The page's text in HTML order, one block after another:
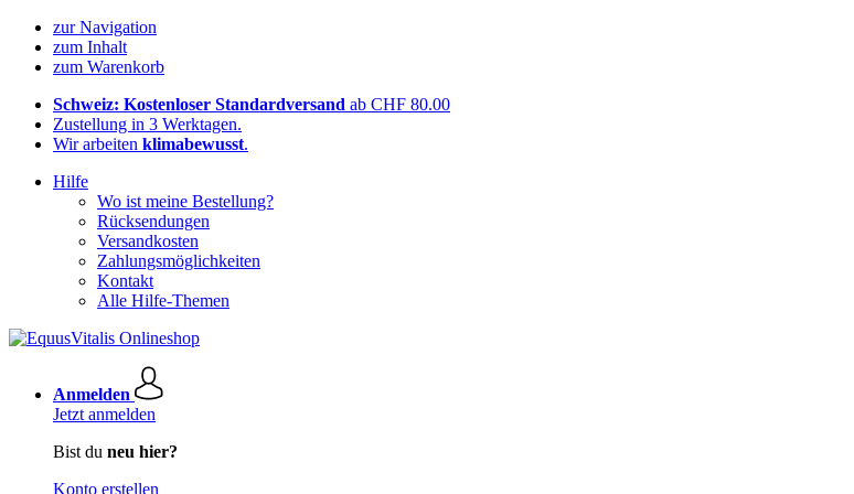
zur Navigation
zum Inhalt
zum Warenkorb
Schweiz: Kostenloser Standardversand ab CHF 80.00
Zustellung in 3 Werktagen.
Wir arbeiten klimabewusst.
Hilfe
Wo ist meine Bestellung?
Rücksendungen
Versandkosten
Zahlungsmöglichkeiten
Kontakt
Alle Hilfe-Themen
Anmelden
Jetzt anmelden
Bist du neu hier?
Konto erstellen